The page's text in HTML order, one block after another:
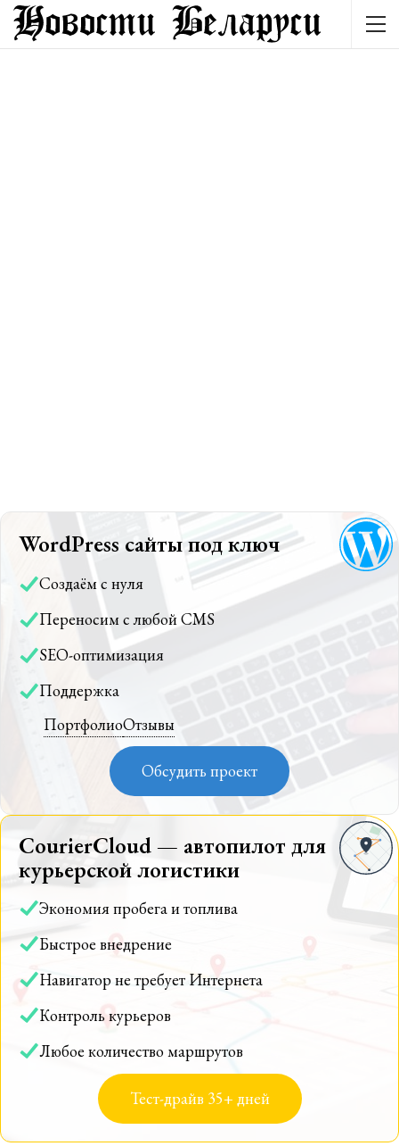
WordPress сайты под ключ
Создаём с нуля
Переносим с любой CMS
SEO-оптимизация
Поддержка
ПортфолиоОтзывы
Обсудить проект
CourierCloud — автопилот для
курьерской логистики
Экономия пробега и топлива
Быстрое внедрение
Навигатор не требует Интернета
Контроль курьеров
Любое количество маршрутов
Тест-драйв 35+ дней